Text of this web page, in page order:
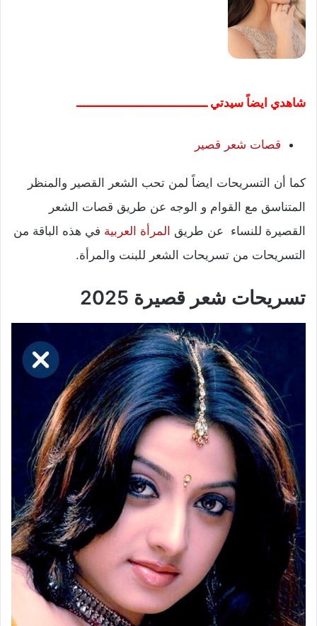
شاهدي ايضاً سيدتي ـــــــــــــــــــــــــــــــــــــ
قصات شعر قصير
كما أن التسريحات ايضاً لمن تحب الشعر القصير والمنظر
المتناسق مع القوام و الوجه عن طريق قصات الشعر
القصيرة للنساء عن طريق المرأة العربية في هذه الباقة من
التسريحات من تسريحات الشعر للبنت والمرأة.
تسريحات شعر قصيرة 2025